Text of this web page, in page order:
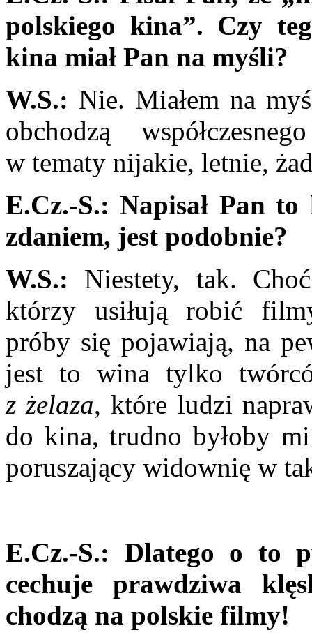
polskiego kina”. Czy
kina miał Pan na myśli?
W.S.: Nie. Miałem na
obchodzą
w tematy nijakie, letnie,
E.Cz.-S.: Napisał Pan
zdaniem, jest podobnie?
W.S.: Niestety, tak.
którzy usiłują robić
próby się pojawiają, na
jest to wina tylko
z żelaza, które ludzi
do kina, trudno byłoby
poruszający widownię w
E.Cz.-S.: Dlatego o to
cechuje prawdziwa
chodzą na polskie filmy!